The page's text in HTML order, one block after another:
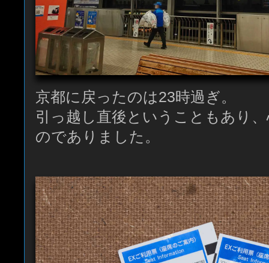
京都に戻ったのは23時過ぎ。
引っ越し直後ということもあり
のでありました。